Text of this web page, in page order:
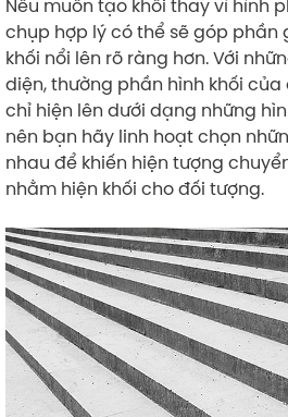
Nếu muốn tạo khối thay vì hình
chụp hợp lý có thể sẽ góp phần
khối nổi lên rõ ràng hơn. Với
diện, thường phần hình khối
chỉ hiện lên dưới dạng những
nên bạn hãy linh hoạt chọn
nhau để khiến hiện tượng
nhằm hiện khối cho đối tượng.